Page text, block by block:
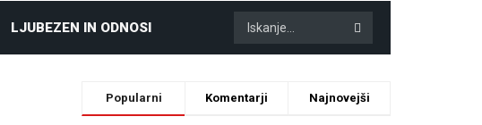
LJUBEZEN IN ODNOSI
Popularni Komentarji Najnovejši